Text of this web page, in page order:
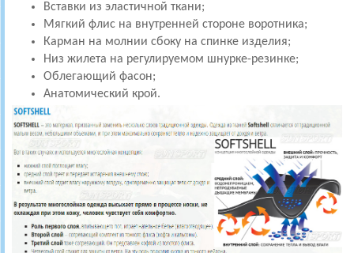
Вставки из эластичной ткани;
Мягкий флис на внутренней стороне воротника;
Карман на молнии сбоку на спинке изделия;
Низ жилета на регулируемом шнурке-резинке;
Облегающий фасон;
Анатомический крой.